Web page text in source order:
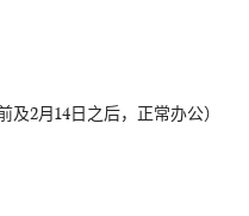
及2月14日之后，正常办公）